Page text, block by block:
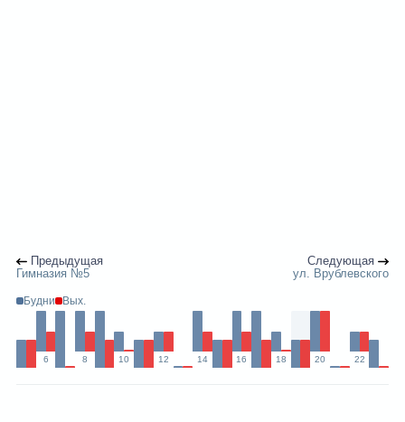
Предыдущая
Гимназия №5
Следующая
ул. Врублевского
Будни Вых.
6 8 10 12 14 16 18 20 22